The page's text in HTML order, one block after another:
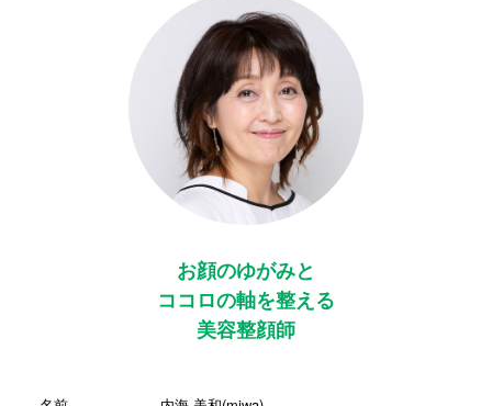
お顔のゆがみと
ココロの軸を整える
美容整顔師